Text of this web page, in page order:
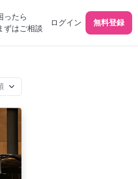
ったら
ずはご相談
ログイン 無料登録